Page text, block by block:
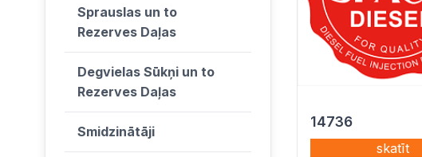
Sprauslas un to
Rezerves Daļas
Degvielas Sūkņi un to
Rezerves Daļas
Smidzinātāji
14736
skatīt